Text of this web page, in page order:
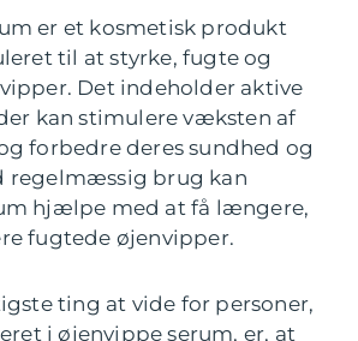
er et kosmetisk produkt
til at styrke, fugte og
Det indeholder aktive
kan stimulere væksten af
forbedre deres sundhed og
regelmæssig brug kan
hjælpe med at få længere,
fugtede øjenvipper.
ting at vide for personer,
i øjenvippe serum, er, at